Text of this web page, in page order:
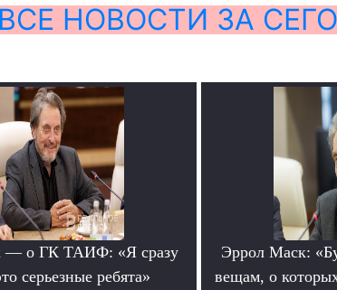
ВСЕ НОВОСТИ ЗА
— о ГК ТАИФ: «Я сразу
серьезные ребята»
Эррол Маск:
вещам, о